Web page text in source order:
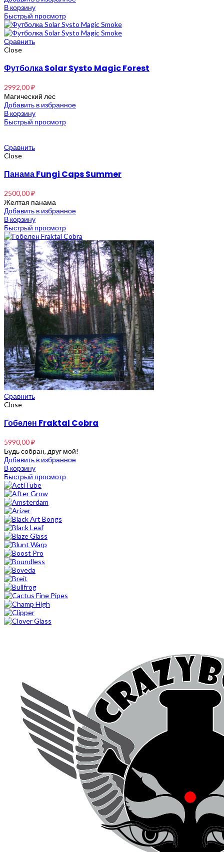
В корзину
Быстрый просмотр
Сравнить
Close
Футболка Solar Systo Magic Forest
2992,00₽
Магический лес
Добавить в избранное
В корзину
Быстрый просмотр
Сравнить
Close
Панама Fungi Caps Summer
2500,00₽
Желтая панама
Добавить в избранное
В корзину
Быстрый просмотр
Сравнить
Close
Гобелен Fraktal Cobra
5990,00₽
Будь собран, друг мой!
Добавить в избранное
В корзину
Быстрый просмотр